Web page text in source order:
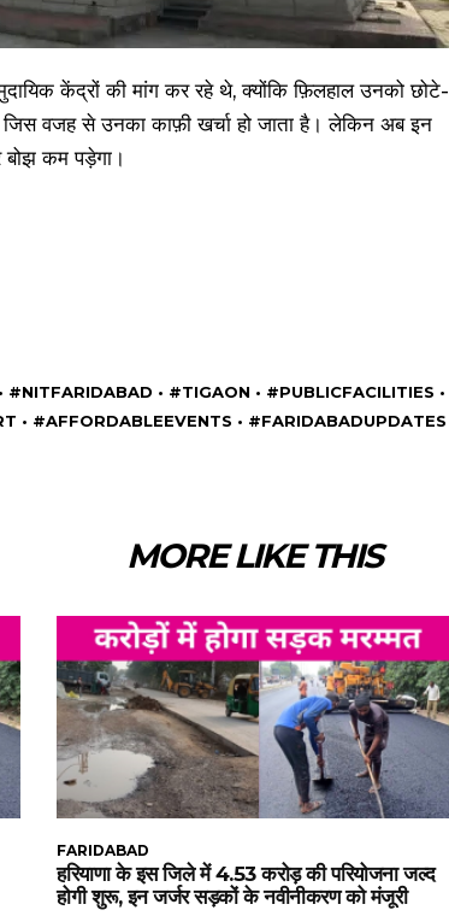
केंद्रों की मांग कर रहे थे, क्योंकि फ़िलहाल उनको छोटे-
वजह से उनका काफ़ी खर्चा हो जाता है। लेकिन अब इन
कम पड़ेगा।
• #TIGAON • #PUBLICFACILITIES •
• #AFFORDABLEEVENTS • #FARIDABADUPDATES
MORE LIKE THIS
FARIDABAD
हरियाणा के इस जिले में 4.53 करोड़ की परियोजना जल्द
होगी शुरू, इन जर्जर सड़कों के नवीनीकरण को मंजूरी